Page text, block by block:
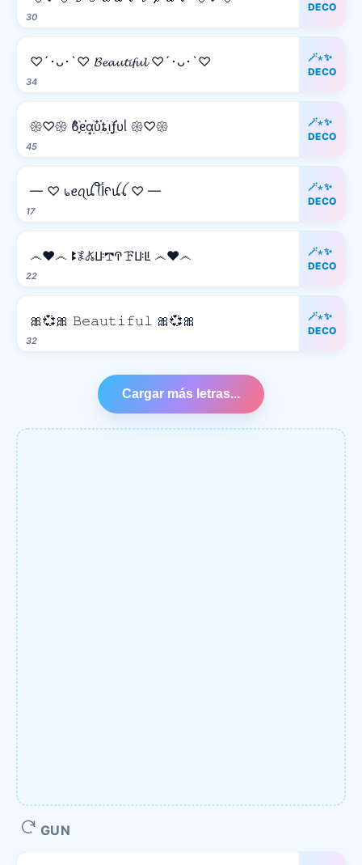
30
DECO
34
♡´･ᴗ･`♡ 𝓑𝓮𝓪𝓾𝓽𝓲𝓯𝓾𝓵 ♡´･ᴗ･`♡
🪄⋆✨
DECO
45
𑁍♡𑁍 ϐִׂ໋֢࣪ᧉ᩠ִׂ֗αׂׅׅυִ໋֗ȶׂׅ݂࣭݂ꪱׅ࣪ƒִ֗υᥣ 𑁍♡𑁍
🪄⋆✨
DECO
17
— ♡ ᥇ꫀꪖꪊꪻﺃᠻꪊꪶ ♡ —
🪄⋆✨
DECO
22
෴❤️෴ ꔪ𖤟𖤬ꚶ𖢧ꛈꘘꚶꚳ ෴❤️෴
🪄⋆✨
DECO
32
🎀💞🎀 𝙱𝚎𝚊𝚞𝚝𝚒𝚏𝚞𝚕 🎀💞🎀
🪄⋆✨
DECO
Cargar más letras...
GUN